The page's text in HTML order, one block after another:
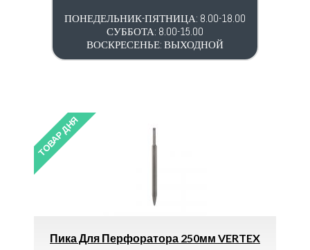
ПОНЕДЕЛЬНИК-ПЯТНИЦА: 8.00-18.00
СУББОТА: 8.00-15.00
ВОСКРЕСЕНЬЕ: ВЫХОДНОЙ
Перфоратора 250мм VERTEX
Тройник